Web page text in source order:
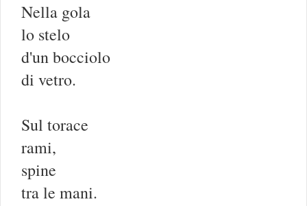
Nella gola
lo stelo
d'un bocciolo
di vetro.
Sul torace
rami,
spine
tra le mani.